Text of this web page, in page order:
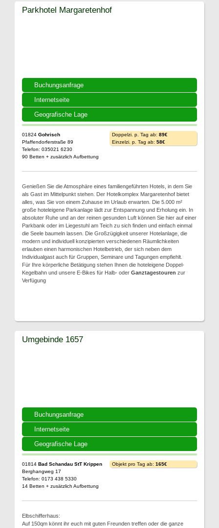
Buchungsanfrage
Internetseite
Geografische Lage
Parkhotel Margaretenhof
01824 Gohrisch
Pfaffendorferstraße 89
Telefon: 035021 6230
90 Betten + zusätzlich Aufbettung
Doppelzi. p. Tag ab: 89€
Einzelzi. p. Tag ab: 58€
Genießen Sie die Atmosphäre eines familiengeführten Hotels, in dem Sie
als Gast im Mittelpunkt stehen. Der Hotelkomplex Margaretenhof bietet
alles, was Sie von einem Zuhause im Urlaub erwarten. Die 5.000 m²
große hoteleigene Parkanlage lädt zur Entspannung und Erholung ein. In
absoluter Ruhe und an der reinen gesunden Luft können Sie hier auf einer
Parkbank oder im Liegestuhl am Teich zu sich finden und einfach einmal
die Seele baumeln lassen. Die Großzügigkeit unserer Hotelanlage, die
modern und individuell konzipierten verschiedenen Räumlichkeiten
erlauben einen harmonischen Hotelbetrieb, der sich neben dem
Individualgast auch für Gruppen, Seminare und Tagungen empfiehlt.
Für Ihre körperliche Betätigung stehen Ihnen die hoteleigene Doppel-
Kegelbahn und unsere E-Bikes für Halb- oder Ganztagestouren zur
Verfügung
Buchungsanfrage
Internetseite
Geografische Lage
Umgebinde 1657
01814 Bad Schandau StT Krippen
Berghangweg 17
Telefon: 0173 438 5330
14 Betten + zusätzlich Aufbettung
Objekt pro Tag ab: 165€
Elbschifferhaus:
Auf 150qm könnt ihr euch mit guten Freunden treffen oder die ganze